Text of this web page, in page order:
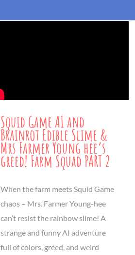
Squid Game AI and
Brainrot Edible Slime &
Mrs Farmer Young hee’s
greed! Farm Squad PART 2
When the farm meets Squid Game
chaos – Mrs. Farmer Young-hee
can’t resist the rainbow slime! A
strange and funny AI adventure
full of colors, greed, and weird